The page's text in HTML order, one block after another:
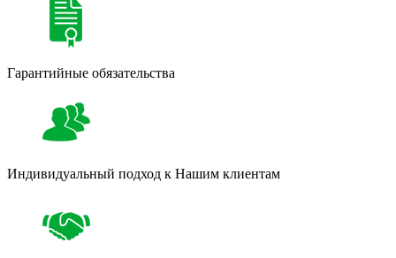
Гарантийные обязательства
Индивидуальный подход к Нашим клиентам